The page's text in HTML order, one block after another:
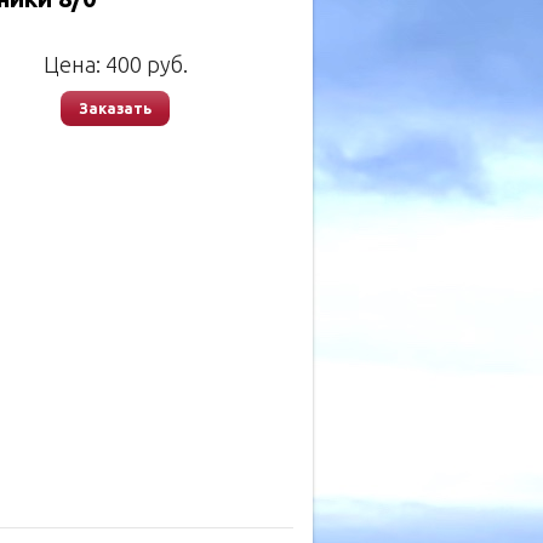
Цена: 400 руб.
Заказать